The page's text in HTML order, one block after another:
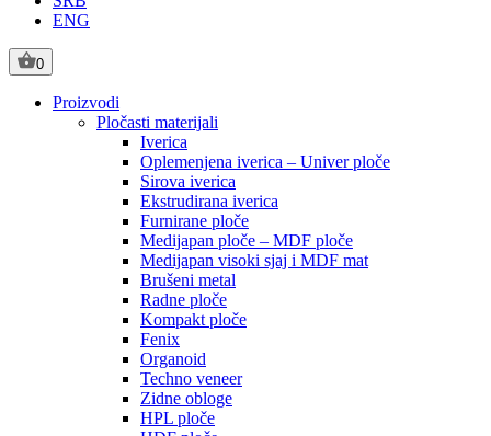
ENG
0
Proizvodi
Pločasti materijali
Iverica
Oplemenjena iverica – Univer ploče
Sirova iverica
Ekstrudirana iverica
Furnirane ploče
Medijapan ploče – MDF ploče
Medijapan visoki sjaj i MDF mat
Brušeni metal
Radne ploče
Kompakt ploče
Fenix
Organoid
Techno veneer
Zidne obloge
HPL ploče